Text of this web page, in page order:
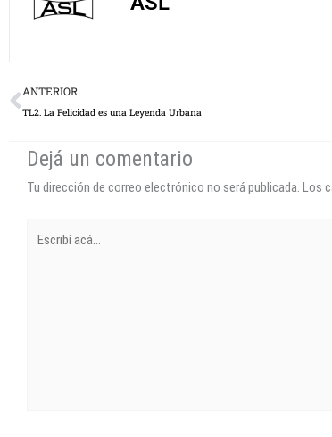
Prev
ANTERIOR
TL2: La Felicidad es una Leyenda Urbana
Dejá un comentario
Tu dirección de correo electrónico no será publicada. Los
acá...